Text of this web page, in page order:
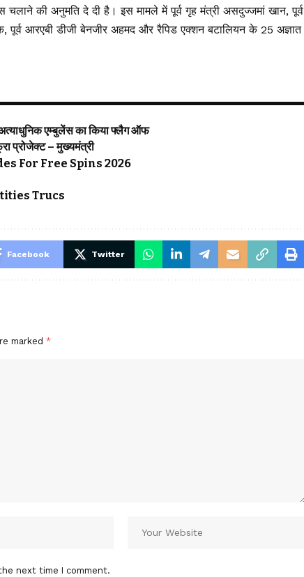
की अनुमति दे दी है। इस मामले में पूर्व गृह मंत्री असदुज्जमां खान, पूर्व
पूर्व आरएबी डीजी बेनजीर अहमद और रैपिड एक्शन बटालियन के 25 अज्ञात
अत्याधुनिक एम्बुलेंस का किया फ्लैग ऑफ
प्रोजेक्ट – मुख्यमंत्री
For Free Spins 2026
Trucs
Facebook Twitter
marked *
next time I comment.